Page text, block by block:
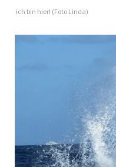
ich bin hier! (Foto Linda)